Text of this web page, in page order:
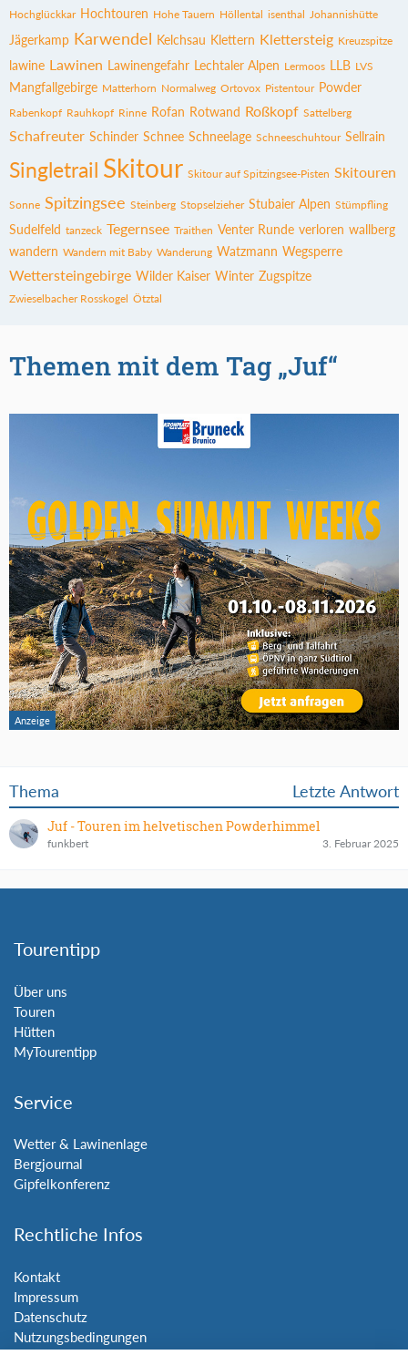
Hochglückkar Hochtouren Hohe Tauern Höllental isenthal Johannishütte
Jägerkamp Karwendel Kelchsau Klettern Klettersteig Kreuzspitze
lawine Lawinen Lawinengefahr Lechtaler Alpen Lermoos LLB LVS
Mangfallgebirge Matterhorn Normalweg Ortovox Pistentour Powder
Rabenkopf Rauhkopf Rinne Rofan Rotwand Roßkopf Sattelberg
Schafreuter Schinder Schnee Schneelage Schneeschuhtour Sellrain
Singletrail Skitour Skitour auf Spitzingsee-Pisten Skitouren
Sonne Spitzingsee Steinberg Stopselzieher Stubaier Alpen Stümpfling
Sudelfeld tanzeck Tegernsee Traithen Venter Runde verloren wallberg
wandern Wandern mit Baby Wanderung Watzmann Wegsperre
Wettersteingebirge Wilder Kaiser Winter Zugspitze
Zwieselbacher Rosskogel Ötztal
Themen mit dem Tag „Juf“
Thema Letzte Antwort
Juf - Touren im helvetischen Powderhimmel
funkbert 3. Februar 2025
Tourentipp
Über uns
Touren
Hütten
MyTourentipp
Service
Wetter & Lawinenlage
Bergjournal
Gipfelkonferenz
Rechtliche Infos
Kontakt
Impressum
Datenschutz
Nutzungsbedingungen